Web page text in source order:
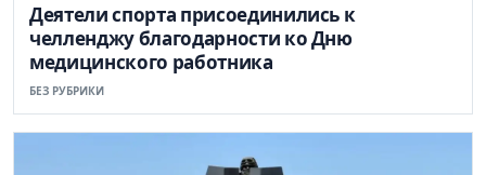
Деятели спорта присоединились к
челленджу благодарности ко Дню
медицинского работника
БЕЗ РУБРИКИ